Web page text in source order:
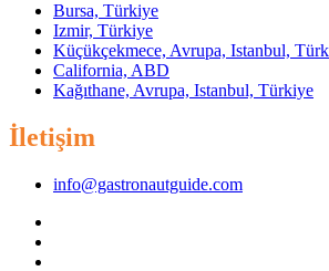
Bursa, Türkiye
Izmir, Türkiye
Küçükçekmece, Avrupa, Istanbul,
California, ABD
Kağıthane, Avrupa, Istanbul, Türkiye
İletişim
info@gastronautguide.com